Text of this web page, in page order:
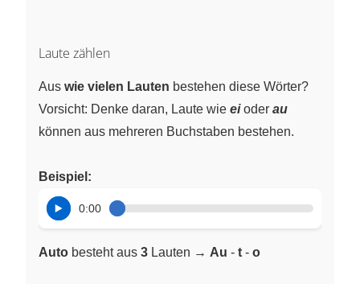
Laute zählen
Aus wie vielen Lauten bestehen diese Wörter?
Vorsicht: Denke daran, Laute wie eioder au
können aus mehreren Buchstaben bestehen.
Beispiel:
0:00
Auto besteht aus 3 Lauten → Au - t - o